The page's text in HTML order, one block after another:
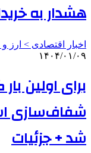
هشدار به
اخبار اقتصادی > ارز
۱۴۰۴/۰۱/۰۹
برای اولین
شفاف‌سازی
شد + جزئیات